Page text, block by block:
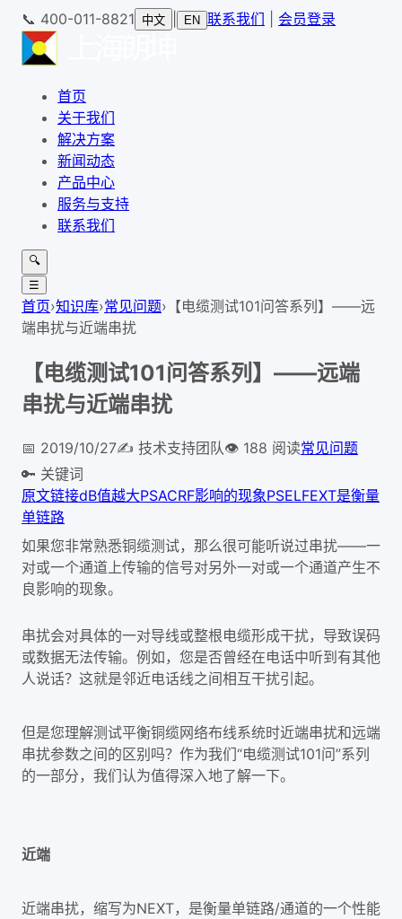
📞 400-011-8821 中文 EN 联系我们 会员登录
首页
关于我们
解决方案
新闻动态
产品中心
服务与支持
联系我们
🔍
☰
首页›知识库›常见问题› 【电缆测试101问答系列】——远
端串扰与近端串扰
【电缆测试101问答系列】——远端
串扰与近端串扰
📅 2019/10/27✍️ 技术支持团队👁 188 阅读常见问题
🔑 关键词
原文链接dB值越大PSACRF影响的现象PSELFEXT是衡量
单链路
如果您非常熟悉铜缆测试，那么很可能听说过串扰——一
对或一个通道上传输的信号对另外一对或一个通道产生不
良影响的现象。
串扰会对具体的一对导线或整根电缆形成干扰，导致误码
或数据无法传输。例如，您是否曾经在电话中听到有其他
人说话？这就是邻近电话线之间相互干扰引起。
但是您理解测试平衡铜缆网络布线系统时近端串扰和远端
串扰参数之间的区别吗？作为我们“电缆测试101问”系列
的一部分，我们认为值得深入地了解一下。
近端
近端串扰，缩写为NEXT，是衡量单链路/通道的一个性能